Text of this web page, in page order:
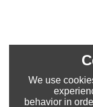
We use
behavior in